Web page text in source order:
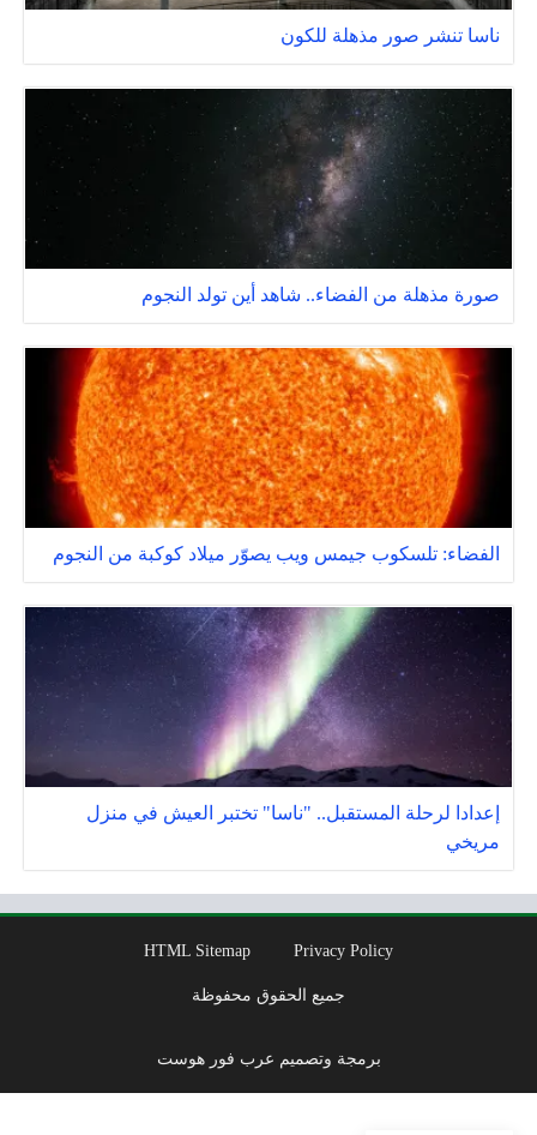
ناسا تنشر صور مذهلة للكون
صورة مذهلة من الفضاء.. شاهد أين تولد النجوم
الفضاء: تلسكوب جيمس ويب يصوّر ميلاد كوكبة من النجوم
إعدادا لرحلة المستقبل.. "ناسا" تختبر العيش في منزل
مريخي
Privacy Policy
HTML Sitemap
جميع الحقوق محفوظة
برمجة وتصميم عرب فور هوست